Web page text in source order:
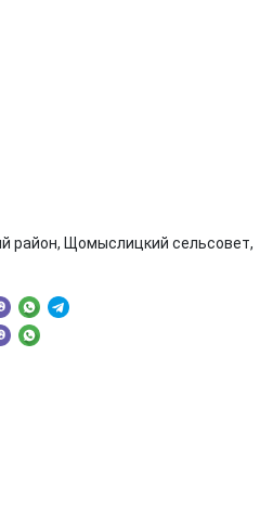
район, Щомыслицкий сельсовет,